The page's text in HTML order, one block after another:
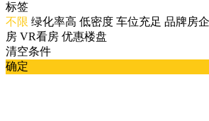
标签
不限 绿化率高 低密度 车位充足 品牌房企
房 VR看房 优惠楼盘
清空条件
确定